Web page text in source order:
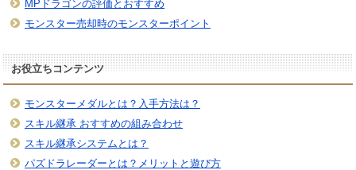
MPドラゴンの評価とおすすめ
モンスター売却時のモンスターポイント
お役立ちコンテンツ
モンスターメダルとは？入手方法は？
スキル継承 おすすめの組み合わせ
スキル継承システムとは？
パズドラレーダーとは？メリットと遊び方